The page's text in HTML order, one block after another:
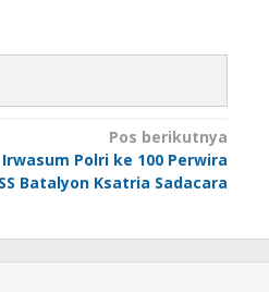
Pos berikutnya
Polri ke 100 Perwira
Batalyon Ksatria Sadacara